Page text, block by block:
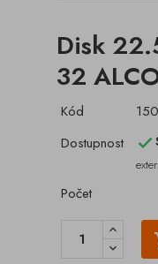
Disk
32
Kód
Dostupnost

Počet